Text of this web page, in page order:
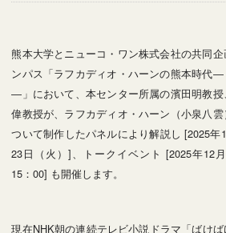
熊本大学とニューコ・ワン株式会社の共同
ンパス「ラフカディオ・ハーンの熊本時代
―」において、本センター所属の濱田明教
偉教授が、ラフカディオ・ハーン（小泉八
ついて制作したパネルにより解説し [2025年
23日（火）]、トークイベント [2025年12
15：00] も開催します。
現在NHK朝の連続テレビ小説ドラマ「ばけ